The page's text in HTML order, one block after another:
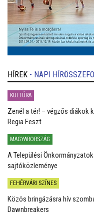
HÍREK - NAPI
KULTÚRA
Zenél a tér! – végzős diákok
Regia Feszt
MAGYARORSZÁG
A Települési
sajtóközleménye
FEHÉRVÁRI SZÍNES
Közös bringázásra hív
Dawnbreakers